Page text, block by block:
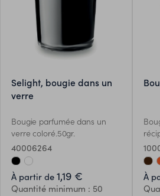
selight, bougie dans un
verre
Bougie parfumée dans un
verre coloré.50gr.
40006264
À partir de 1,19 €
Quantité minimum : 50
et
À